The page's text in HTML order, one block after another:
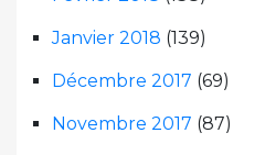
Janvier 2018 (139)
Décembre 2017 (69)
Novembre 2017 (87)